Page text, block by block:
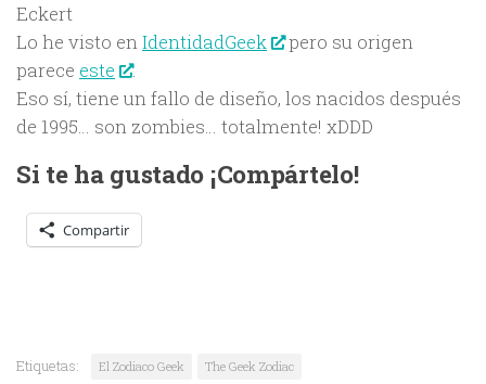
Eckert
Lo he visto enIdentidadGeek
pero su origen
parece este
.
Eso sí, tiene un fallo de diseño, los nacidos después
de 1995… son zombies… totalmente! xDDD
Si te ha gustado ¡Compártelo!
Compartir
Etiquetas: El Zodiaco Geek The Geek Zodiac